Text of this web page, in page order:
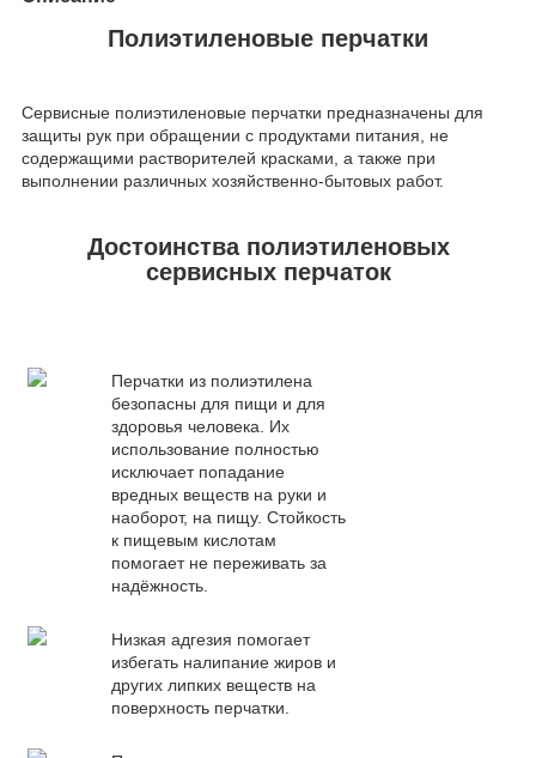
Полиэтиленовые перчатки
Сервисные полиэтиленовые перчатки предназначены для
защиты рук при обращении с продуктами питания, не
содержащими растворителей красками, а также при
выполнении различных хозяйственно-бытовых работ.
Достоинства полиэтиленовых
сервисных перчаток
Перчатки из полиэтилена
безопасны для пищи и для
здоровья человека. Их
использование полностью
исключает попадание
вредных веществ на руки и
наоборот, на пищу. Стойкость
к пищевым кислотам
помогает не переживать за
надёжность.
Низкая адгезия помогает
избегать налипание жиров и
других липких веществ на
поверхность перчатки.